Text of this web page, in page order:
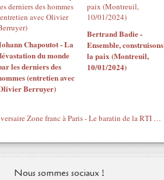
Chapoutot - La
du monde
les derniers des
(entretien avec
Berruyer)
Bertrand Badie -
Ensemble, construisons
la paix (Montreuil,
10/01/2024)
40ème anniversaire Zone franc à Paris - Le baratin de la RTI (2)
Nous sommes sociaux !